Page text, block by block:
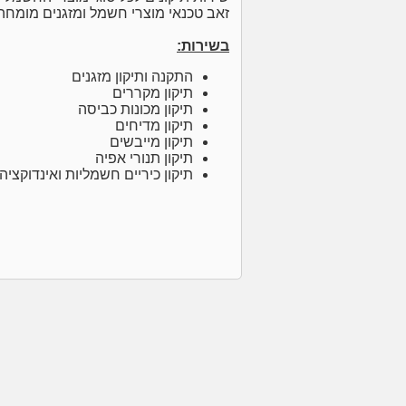
זאב טכנאי מוצרי חשמל ומזגנים
בשירות:
התקנה ותיקון מזגנים
תיקון מקררים
תיקון מכונות כביסה
תיקון מדיחים
תיקון מייבשים
תיקון תנורי אפיה
תיקון כיריים חשמליות ואינדוקציה